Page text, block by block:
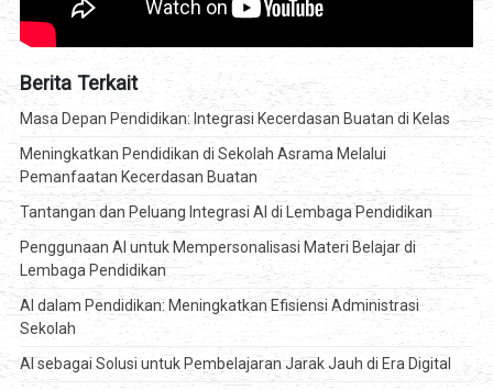
Berita Terkait
Masa Depan Pendidikan: Integrasi Kecerdasan Buatan di Kelas
Meningkatkan Pendidikan di Sekolah Asrama Melalui
Pemanfaatan Kecerdasan Buatan
Tantangan dan Peluang Integrasi AI di Lembaga Pendidikan
Penggunaan AI untuk Mempersonalisasi Materi Belajar di
Lembaga Pendidikan
AI dalam Pendidikan: Meningkatkan Efisiensi Administrasi
Sekolah
AI sebagai Solusi untuk Pembelajaran Jarak Jauh di Era Digital